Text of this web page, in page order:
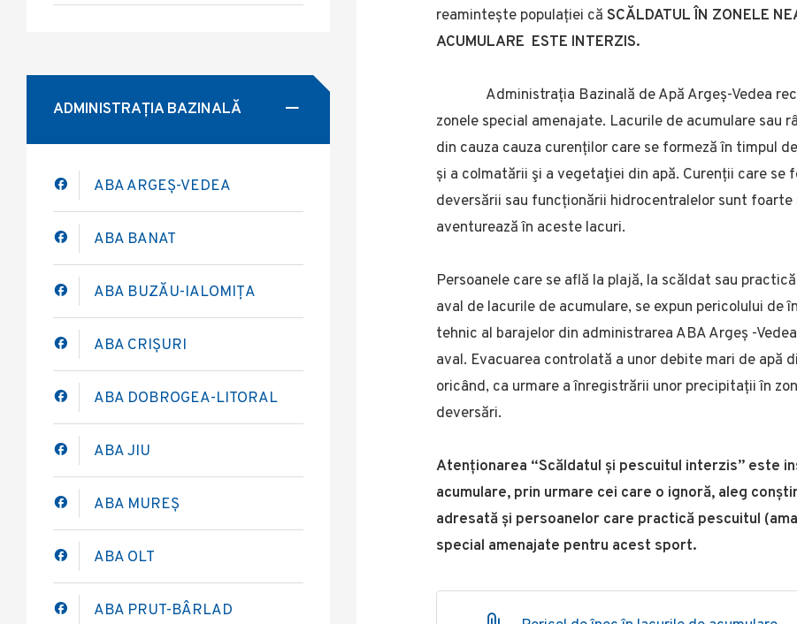
reamintește populației căSCĂLDATUL ÎN ZONELE
ACUMULARE ESTE INTERZIS.
Administrația Bazinală de Apă Argeș-Vedea
zonele special amenajate. Lacurile de acumulare sau
din cauza cauza curenților care se formeză în timpul
și a colmatării şi a vegetaţiei din apă. Curenții care se
deversării sau funcționării hidrocentralelor sunt
aventurează în aceste lacuri.
Persoanele care se află la plajă, la scăldat sau
aval de lacurile de acumulare, se expun pericolului de
tehnic al barajelor din administrarea ABA Argeș -
aval. Evacuarea controlată a unor debite mari de apă
oricând, ca urmare a înregistrării unor precipitații în
deversări.
Atenționarea “Scăldatul și pescuitul interzis” este
acumulare, prin urmare cei care o ignoră, aleg
adresată și persoanelor care practică pescuitul
special amenajate pentru acest sport.
ADMINISTRAȚIA BAZINALĂ
ABA ARGEȘ-VEDEA
ABA BANAT
ABA BUZĂU-IALOMIȚA
ABA CRIȘURI
ABA DOBROGEA-LITORAL
ABA JIU
ABA MUREȘ
ABA OLT
ABA PRUT-BÂRLAD